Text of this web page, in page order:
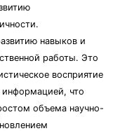
навыков и
работы. Это
восприятие
что
объема научно-